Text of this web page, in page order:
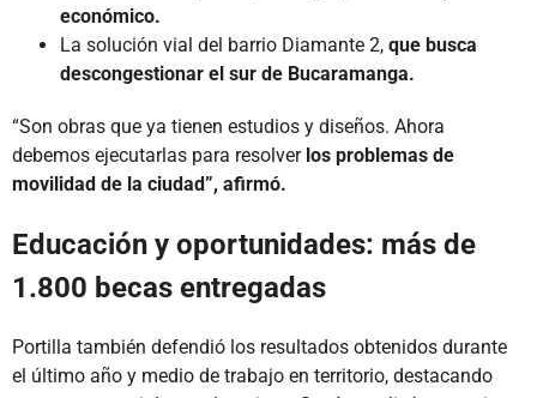
económico.
La solución vial del barrio Diamante 2, que busca
descongestionar el sur de Bucaramanga.
“Son obras que ya tienen estudios y diseños. Ahora
debemos ejecutarlas para resolver los problemas de
movilidad de la ciudad”, afirmó.
Educación y oportunidades: más de
1.800 becas entregadas
Portilla también defendió los resultados obtenidos durante
el último año y medio de trabajo en territorio, destacando